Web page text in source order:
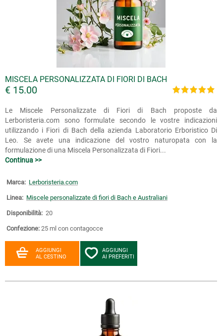
MISCELA PERSONALIZZATA DI FIORI DI BACH
€ 15.00
Le Miscele Personalizzate di Fiori di Bach proposte da
Lerboristeria.com sono formulate secondo le vostre indicazioni
utilizzando i Fiori di Bach della azienda Laboratorio Erboristico Di
Leo. Se avete una indicazione del vostro naturopata con la
formulazione di una Miscela Personalizzata di Fiori...
Continua >>
Marca: Lerboristeria.com
Linea: Miscele personalizzate di fiori di Bach e Australiani
Disponibilità: 20
Confezione: 25 ml con contagocce
AGGIUNGI
AL CESTINO
AGGIUNGI
AI PREFERITI